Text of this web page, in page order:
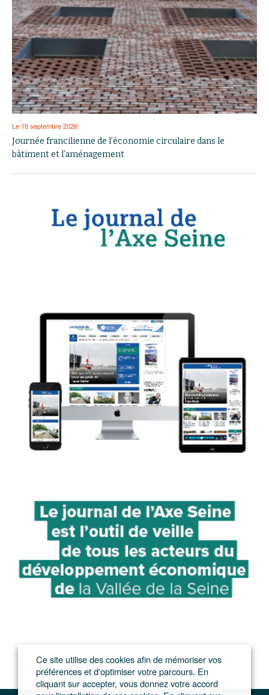
Le 16 septembre 2026
Journée francilienne de l’économie circulaire dans le
bâtiment et l’aménagement
Ce site utilise des cookies afin de mémoriser vos
préférences et d'optimiser votre parcours. En
cliquant sur accepter, vous donnez votre accord